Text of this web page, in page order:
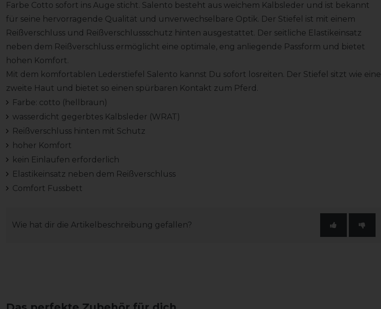
Farbe Cotto sofort ins Auge sticht. Salento besteht aus weichem Kalbsleder und ist bekannt
für seine hervorragende Qualität und unverwechselbare Optik. Der Stiefel ist mit einem
Reißverschluss und Reißverschlussschutz hinten ausgestattet. Der seitliche Elastikeinsatz
neben dem Reißverschluss ermöglicht eine optimale, eng anliegende Passform und bietet
hohen Komfort.
Mit dem komfortablen Lederstiefel Salento kannst Du sofort losreiten. Der Stiefel sitzt wie eine
zweite Haut und bietet so einen spürbaren Kontakt zum Pferd.
Farbe: cotto (hellbraun)
wasserdicht gegerbtes Kalbsleder (WRAT)
Reißverschluss hinten mit Schutz
hoher Komfort
kein Einlaufen erforderlich
Elastikeinsatz neben dem Reißverschluss
Comfort Fussbett
Wie hat dir die Artikelbeschreibung gefallen?